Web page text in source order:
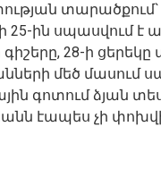
տարածքում`
25-ին սպասվում է
գիշերը, 28-ի
մեծ մասում
գոտում ձյան
էապես չի